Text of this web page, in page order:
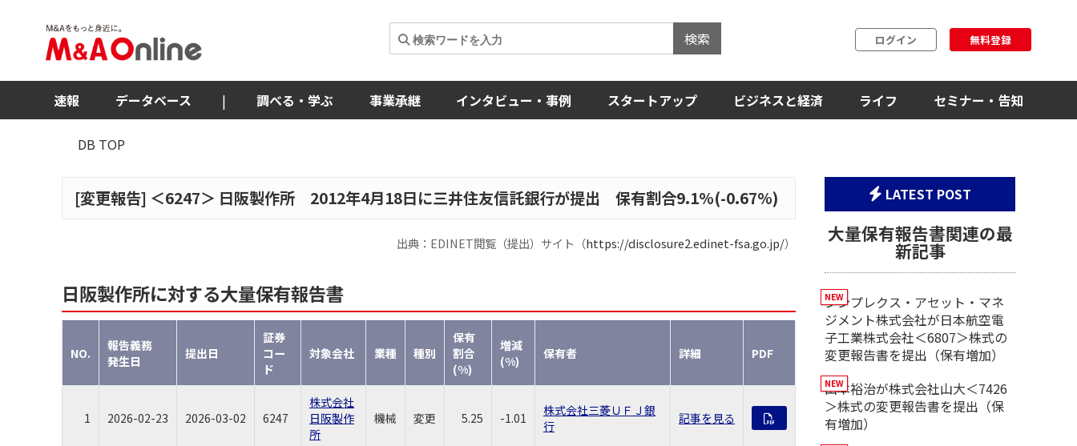
検索 ログイン 無料登録
速報 データベース | 調べる・学ぶ 事業承継 インタビュー・事例 スタートアップ ビジネスと経済 ライフ セミナー・告知
DB TOP
[変更報告] ＜6247＞ 日阪製作所 2012年4月18日に三井住友信託銀行が提出 保有割合9.1%(-0.67%)
出典：EDINET閲覧（提出）サイト（https://disclosure2.edinet-fsa.go.jp/）
日阪製作所に対する大量保有報告書
NO.
報告義務
発生日
提出日
証券
コー
ド
対象会社 業種 種別
保有
割合
(%)
増減
(%)
保有者 詳細 PDF
1 2026-02-23 2026-03-02 6247
株式会社
日阪製作
所
機械 変更 5.25 -1.01
株式会社三菱ＵＦＪ銀
行
記事を見る
LATEST POST
大量保有報告書関連の最
新記事
シンプレクス・アセット・マネ
ジメント株式会社が日本航空電
子工業株式会社＜6807＞株式の
変更報告書を提出（保有増加）
山本裕治が株式会社山大＜7426
＞株式の変更報告書を提出（保
有増加）